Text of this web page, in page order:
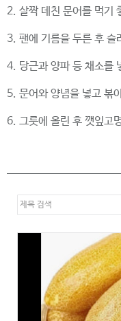
2. 살짝 데친 문어를 먹기
3. 팬에 기름을 두른 후 슬
4. 당근과 양파 등 채소를
5. 문어와 양념을 넣고 볶
6. 그릇에 올린 후 깻잎고